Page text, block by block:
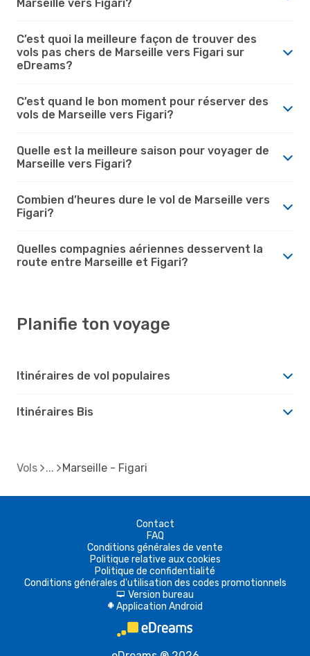
Marseille vers Figari?
C’est quoi la meilleure façon de trouver des
vols pas chers de Marseille vers Figari sur
eDreams?
C’est quand le bon moment pour réserver des
vols de Marseille vers Figari?
Quelle est la meilleure saison pour voyager de
Marseille vers Figari?
Combien d’heures dure le vol de Marseille vers
Figari?
Quelles compagnies aériennes desservent la
route entre Marseille et Figari?
Planifie ton voyage
Itinéraires de vol populaires
Itinéraires Bis
Vols Marseille - Figari
Contact
FAQ
Conditions générales de vente
Politique relative aux cookies
Politique de confidentialité
Conditions générales d'utilisation des codes promotionnels
d Version bureau
A Application Android